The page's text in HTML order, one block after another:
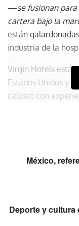
—se fusionan
cartera bajo la
están
industria de la
Virgin Hotels está
Estados Unidos y
calidad con
Richard Branson,
de clase mundial.
importantes islas
Virgin Hotels
crecimiento de
huésped
México,
Deporte y cultura